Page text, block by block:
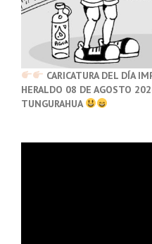
CARICATURA DEL DÍA
HERALDO 08 DE AGOSTO
TUNGURAHUA